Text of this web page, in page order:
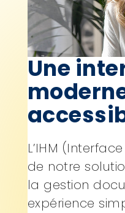
Une
L’IHM
de notre
la gestion
expérience